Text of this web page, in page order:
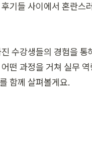
기들 사이에서 혼란스
수강생들의 경험을 통
떤 과정을 거쳐 실무 역
함께 살펴볼게요.